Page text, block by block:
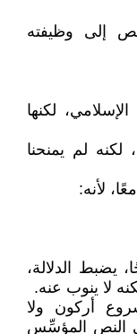
إلى وظيفته
لكنها
لم يمنحنا
لأنه:
يضبط الدلالة،
لا ينوب عنه.
أركون ولا
النص المؤسِّس